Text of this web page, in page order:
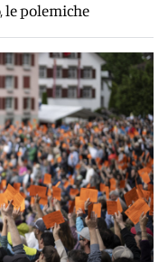
le polemiche